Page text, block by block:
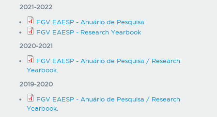
2021-2022
FGV EAESP - Anuário de Pesquisa
FGV EAESP - Research Yearbook
2020-2021
FGV EAESP - Anuário de Pesquisa / Research
Yearbook.
2019-2020
FGV EAESP - Anuário de Pesquisa / Research
Yearbook.